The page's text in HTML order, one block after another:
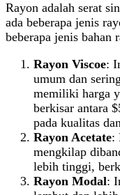
Rayon adalah serat
ada beberapa jenis
beberapa jenis bahan
Rayon Viscoe:
umum dan
memiliki harga
berkisar antara
pada kualitas
Rayon Acetate:
mengkilap
lebih tinggi,
Rayon Modal: